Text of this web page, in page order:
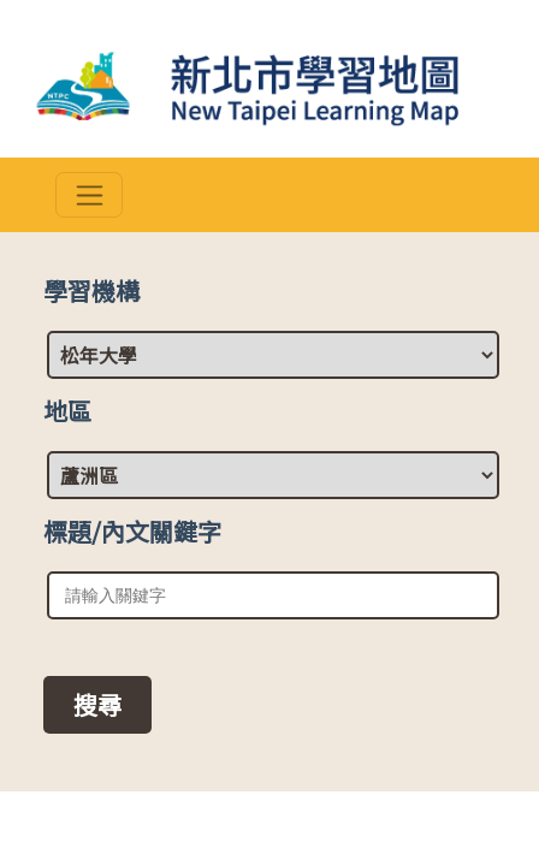
學習機構
地區
標題/內文關鍵字